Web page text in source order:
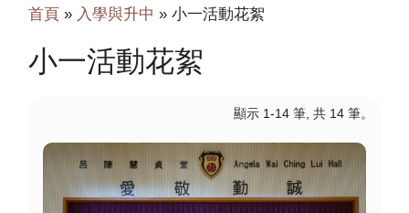
首頁 » 入學與升中 » 小一活動花絮
小一活動花絮
顯示 1-14 筆, 共 14 筆。